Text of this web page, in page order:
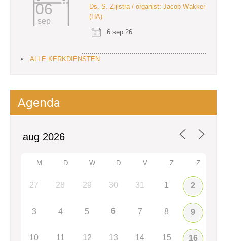
06
sep
Ds. S. Zijlstra / organist: Jacob Wakker
(HA)
6 sep 26
ALLE KERKDIENSTEN
Agenda
M D W D V Z Z
27 28 29 30 31 1 2
3 4 5 6 7 8 9
10 11 12 13 14 15 16